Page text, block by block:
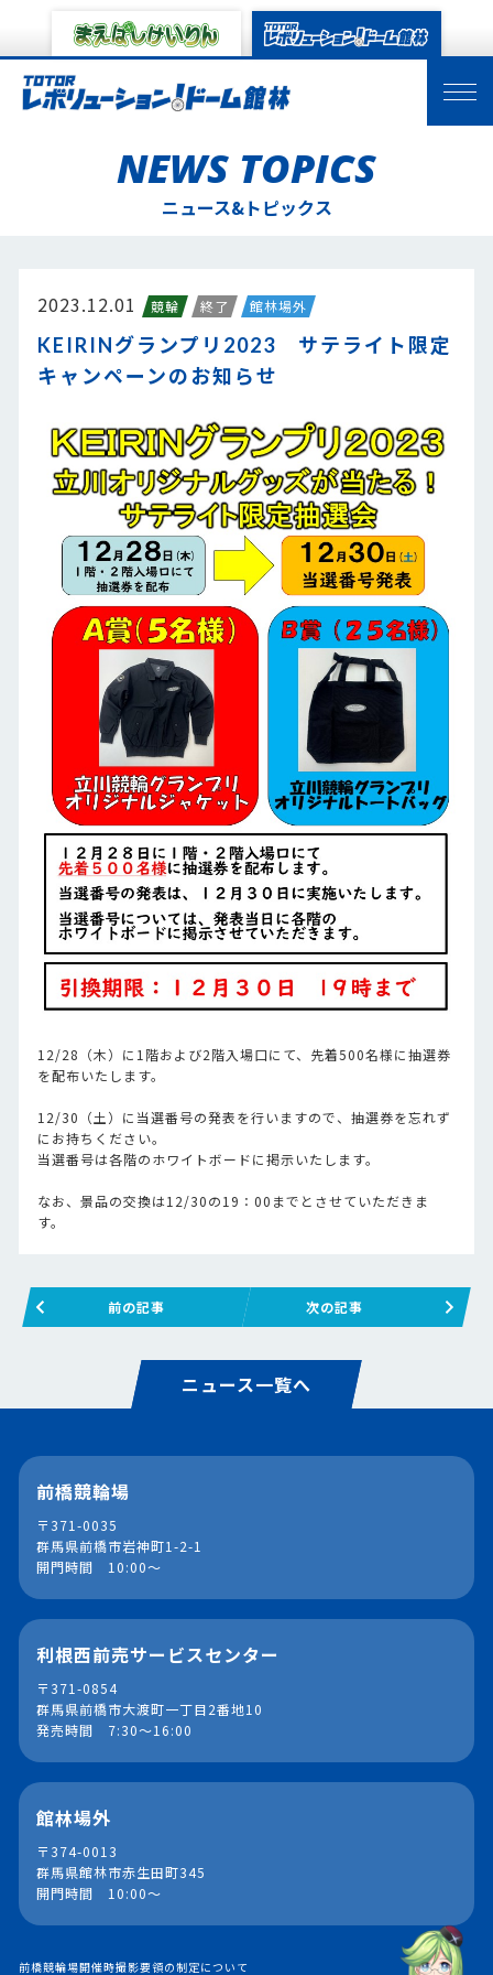
NEWS TOPICS
ニュース&トピックス
2023.12.01 競輪 終了 館林場外
KEIRINグランプリ2023 サテライト限定
キャンペーンのお知らせ
12/28（木）に1階および2階入場口にて、先着500名様に抽選券
を配布いたします。
12/30（土）に当選番号の発表を行いますので、抽選券を忘れず
にお持ちください。
当選番号は各階のホワイトボードに掲示いたします。
なお、景品の交換は12/30の19：00までとさせていただきま
す。
前の記事 次の記事
ニュース一覧へ
前橋競輪場
〒371-0035
群馬県前橋市岩神町1-2-1
開門時間 10:00～
利根西前売サービスセンター
〒371-0854
群馬県前橋市大渡町一丁目2番地10
発売時間 7:30～16:00
館林場外
〒374-0013
群馬県館林市赤生田町345
開門時間 10:00～
前橋競輪場開催時撮影要領の制定について